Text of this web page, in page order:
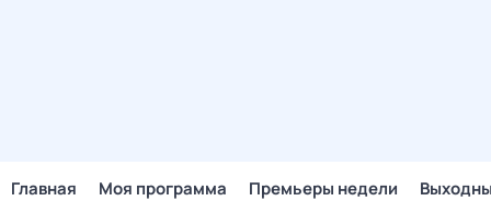
Главная Моя программа Премьеры недели